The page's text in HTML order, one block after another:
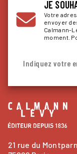
JE
Votre
envoyer
Calmann-
moment.
Indiquez votre
21 rue du